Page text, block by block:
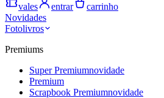
vales entrar
carrinho
Novidades
Fotolivros
Premiums
Super Premiumnovidade
Premium
Scrapbook Premiumnovidade